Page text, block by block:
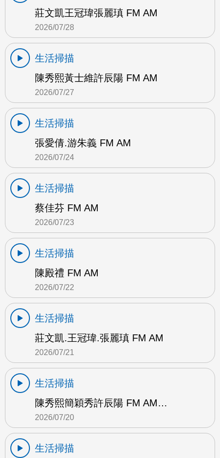
莊文凱王冠瑋張麗瑱 FM AM
2026/07/28
生活掃描
陳秀熙黃士維許辰陽 FM AM
2026/07/27
生活掃描
張愛倩.游朱義 FM AM
2026/07/24
生活掃描
蔡佳芬 FM AM
2026/07/23
生活掃描
陳殿禮 FM AM
2026/07/22
生活掃描
莊文凱.王冠瑋.張麗瑱 FM AM
2026/07/21
生活掃描
陳秀熙簡穎秀許辰陽 FM AM…
2026/07/20
生活掃描